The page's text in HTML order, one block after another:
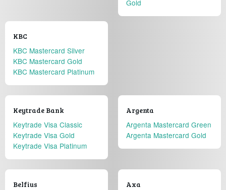
Gold
KBC
KBC Mastercard Silver
KBC Mastercard Gold
KBC Mastercard Platinum
Keytrade Bank
Keytrade Visa Classic
Keytrade Visa Gold
Keytrade Visa Platinum
Argenta
Argenta Mastercard Green
Argenta Mastercard Gold
Belfius Axa